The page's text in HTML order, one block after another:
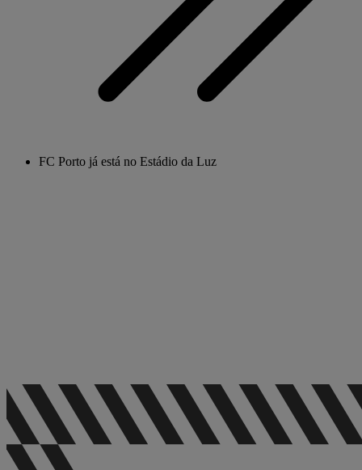
FC Porto já está no Estádio da Luz